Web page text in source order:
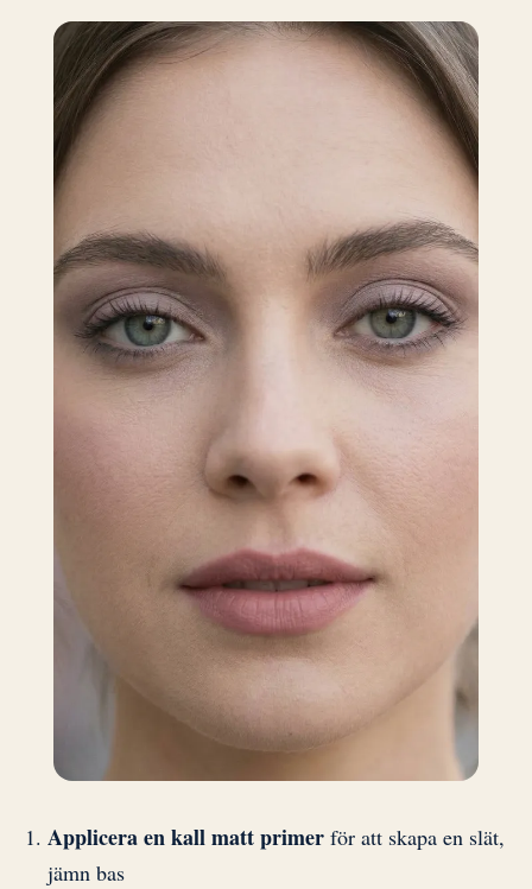
Applicera en kall matt primer för att skapa en slät,
jämn bas